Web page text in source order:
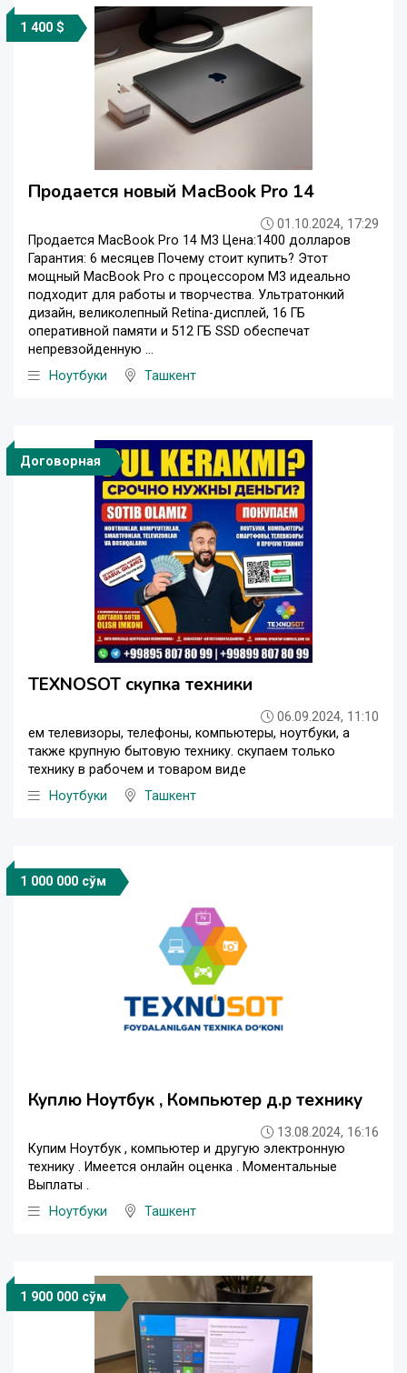
1 400 $
Продается новый MacBook Pro 14
01.10.2024, 17:29
Продается MacBook Pro 14 M3 Цена:1400 долларов
Гарантия: 6 месяцев Почему стоит купить? Этот
мощный MacBook Pro с процессором M3 идеально
подходит для работы и творчества. Ультратонкий
дизайн, великолепный Retina-дисплей, 16 ГБ
оперативной памяти и 512 ГБ SSD обеспечат
непревзойденную ...
Ноутбуки
Ташкент
Договорная
TEXNOSOT скупка техники
06.09.2024, 11:10
ем телевизоры, телефоны, компьютеры, ноутбуки, а
также крупную бытовую технику. скупаем только
технику в рабочем и товаром виде
Ноутбуки
Ташкент
1 000 000 сўм
Куплю Ноутбук , Компьютер д.р технику
13.08.2024, 16:16
Купим Ноутбук , компьютер и другую электронную
технику . Имеется онлайн оценка . Моментальные
Выплаты .
Ноутбуки
Ташкент
1 900 000 сўм